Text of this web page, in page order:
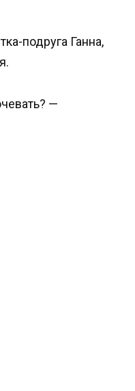
подруга Ганна,
—